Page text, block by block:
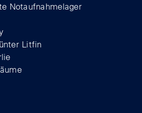
Notaufnahmelager
Litfin